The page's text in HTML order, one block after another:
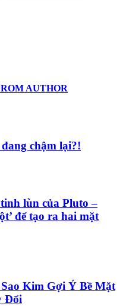
AUTHOR
chậm lại?!
lùn của Pluto –
để tạo ra hai mặt
Kim Gợi Ý Bề Mặt
Đổi